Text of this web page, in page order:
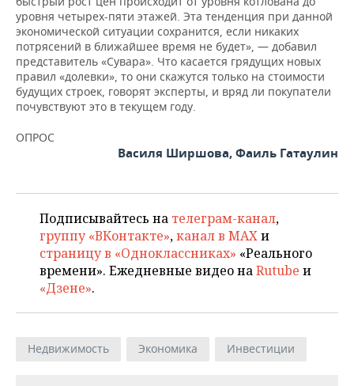
уровня четырех-пяти этажей. Эта тенденция при данной
экономической ситуации сохранится, если никаких
потрясений в ближайшее время не будет», — добавил
представитель «Сувара». Что касается грядущих новых
правил «долевки», то они скажутся только на стоимости
будущих строек, говорят эксперты, и вряд ли покупатели
почувствуют это в текущем году.
ОПРОС
Василя Ширшова, Фаиль Гатаулин
Подписывайтесь на телеграм-канал,
группу «ВКонтакте»,канал в MAXи
страницу в «Одноклассниках» «Реального
времени». Ежедневные видео наRutube и
«Дзене».
Недвижимость Экономика Инвестиции